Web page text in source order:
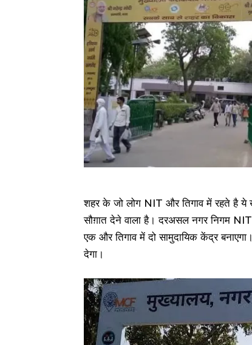
शहर के जो लोग NIT और तिगाव में रहते है ये
सौग़ात देने वाला है। दरअसल नगर निगम
एक और तिगाव में दो सामुदायिक केंद्र
देगा।